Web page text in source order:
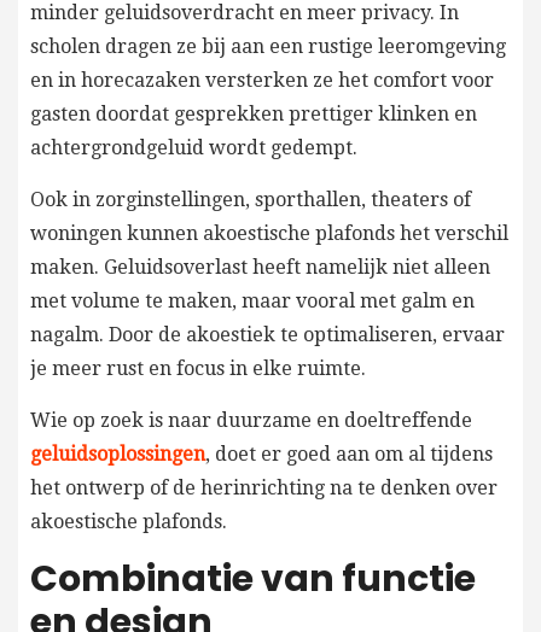
minder geluidsoverdracht en meer privacy. In
scholen dragen ze bij aan een rustige leeromgeving
en in horecazaken versterken ze het comfort voor
gasten doordat gesprekken prettiger klinken en
achtergrondgeluid wordt gedempt.
Ook in zorginstellingen, sporthallen, theaters of
woningen kunnen akoestische plafonds het verschil
maken. Geluidsoverlast heeft namelijk niet alleen
met volume te maken, maar vooral met galm en
nagalm. Door de akoestiek te optimaliseren, ervaar
je meer rust en focus in elke ruimte.
Wie op zoek is naar duurzame en doeltreffende
geluidsoplossingen, doet er goed aan om al tijdens
het ontwerp of de herinrichting na te denken over
akoestische plafonds.
Combinatie van functie